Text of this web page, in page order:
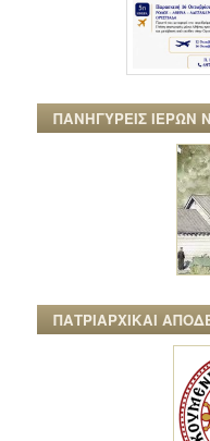
ΠΑΝΗΓΥΡΕΙΣ ΙΕΡΩΝ
ΠΑΤΡΙΑΡΧΙΚΑΙ